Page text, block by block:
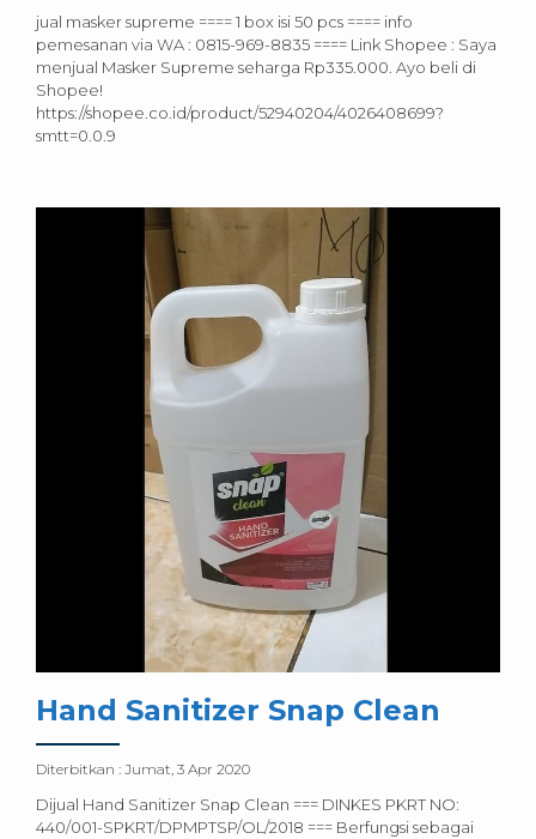
jual masker supreme ==== 1 box isi 50 pcs ==== info
pemesanan via WA : 0815-969-8835 ==== Link Shopee : Saya
menjual Masker Supreme seharga Rp335.000. Ayo beli di
Shopee!
https://shopee.co.id/product/52940204/4026408699?
smtt=0.0.9
Hand Sanitizer Snap Clean
Diterbitkan : Jumat, 3 Apr 2020
Dijual Hand Sanitizer Snap Clean === DINKES PKRT NO:
440/001-SPKRT/DPMPTSP/OL/2018 === Berfungsi sebagai